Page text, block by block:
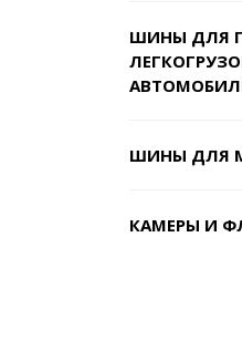
ШИНЫ ДЛЯ
ШИНЫ ДЛЯ
КАМЕРЫ И